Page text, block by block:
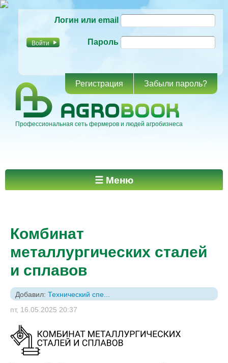
основному
Логин или email
Пароль
Регистрация Забыли пароль?
Профессиональная сеть фермеров и людей агробизнеса
Главное меню ☰ Меню
Комбинат
металлургических сталей
и сплавов
Добавил: Технический спе...
пт, 16.05.2025 20:37